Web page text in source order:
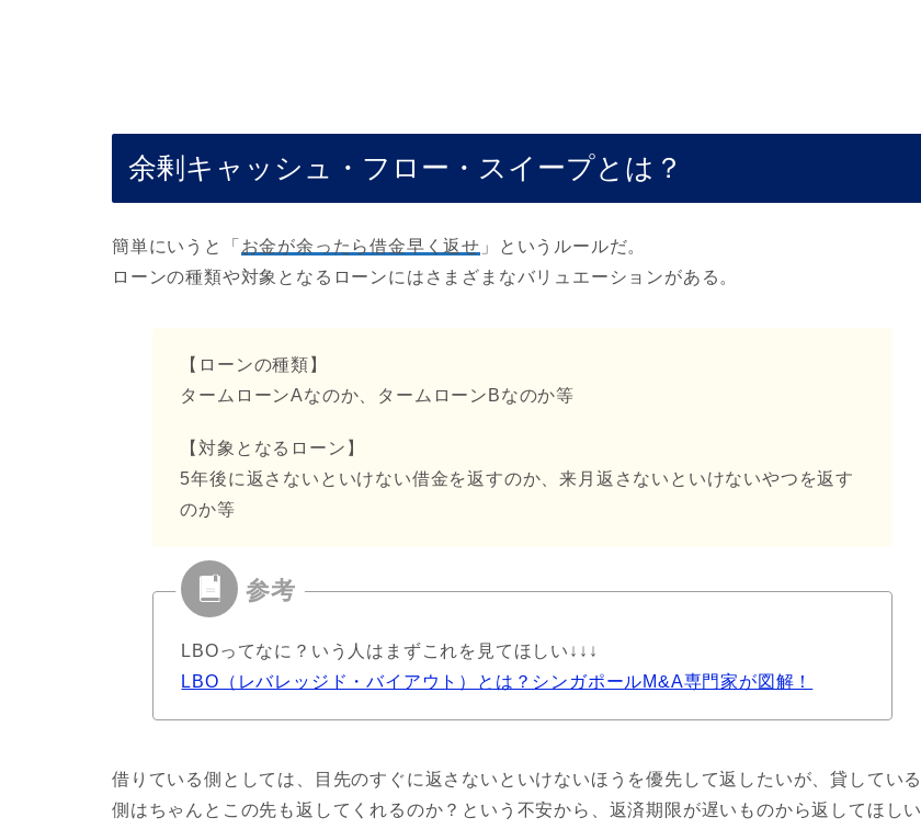
余剰キャッシュ・フロー・スイープとは？
簡単にいうと「 お金が余ったら借金早く返せ 」というルールだ。
ローンの種類や対象となるローンにはさまざまなバリュエーションがある。
【ローンの種類】
タームローンAなのか、タームローンBなのか等
【対象となるローン】
5年後に返さないといけない借金を返すのか、来月返さないといけないやつを返す
のか等
LBOってなに？いう人はまずこれを見てほしい↓↓↓
LBO（レバレッジド・バイアウト）とは？シンガポールM&A専門家が図解！
借りている側としては、目先のすぐに返さないといけないほうを優先して返したいが、貸している
側はちゃんとこの先も返してくれるのか？という不安から、返済期限が遅いものから返してほしい